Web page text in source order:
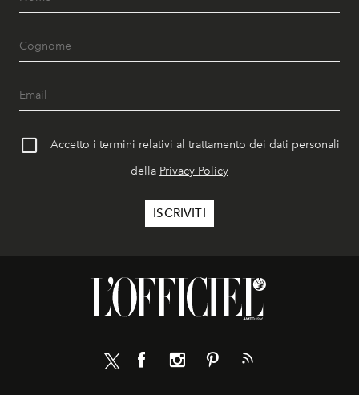
Accetto i termini relativi al trattamento dei dati personali
della Privacy Policy